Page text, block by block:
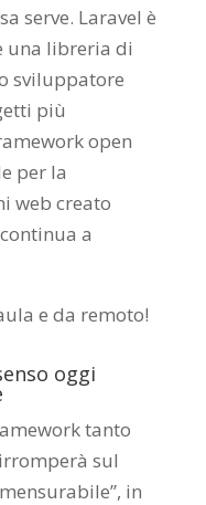
serve. Laravel è
una libreria di
sviluppatore
più
open
per la
web creato
continua a
e da remoto!
oggi
tanto
sul
in